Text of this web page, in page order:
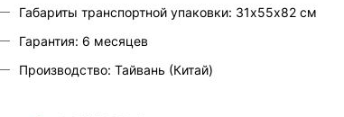
Габариты транспортной упаковки: 31х55х82 см
Гарантия: 6 месяцев
Производство: Тайвань (Китай)